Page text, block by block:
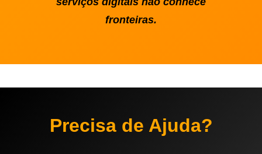
fronteiras.
Precisa de Ajuda?